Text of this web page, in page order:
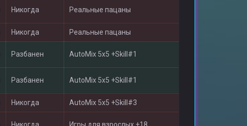
Никогда Реальные пацаны
Никогда Реальные пацаны
Разбанен AutoMix 5x5 +Skill#1
Разбанен AutoMix 5x5 +Skill#1
Никогда AutoMix 5x5 +Skill#3